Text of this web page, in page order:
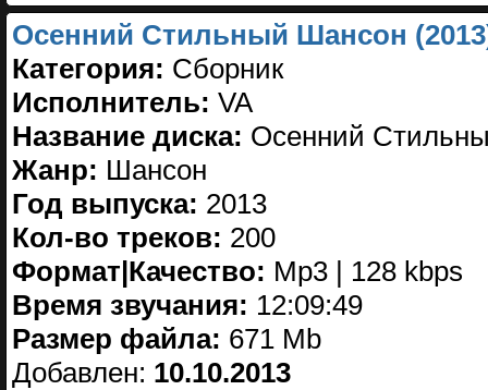
Осенний Стильный Шансон
Категория: Сборник
Исполнитель: VA
Название диска: Осенний
Жанр: Шансон
Год выпуска: 2013
Кол-во треков: 200
Формат|Качество: Mp3 | 128 kbps
Время звучания: 12:09:49
Размер файла: 671 Mb
Добавлен: 10.10.2013